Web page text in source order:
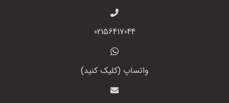
02156417044
واتساپ (کلیک کنید)